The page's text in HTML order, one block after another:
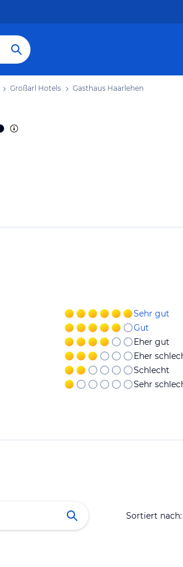
Großarl Hotels Gasthaus Haarlehen
Sehr gut
Gut
Eher gut
Eher
Schlecht
Sehr
Sortiert nach: